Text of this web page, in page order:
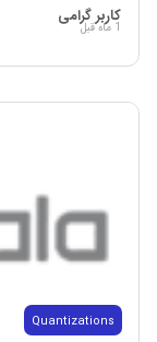
کاربر گرامی
1 ماه قبل
Quantizations